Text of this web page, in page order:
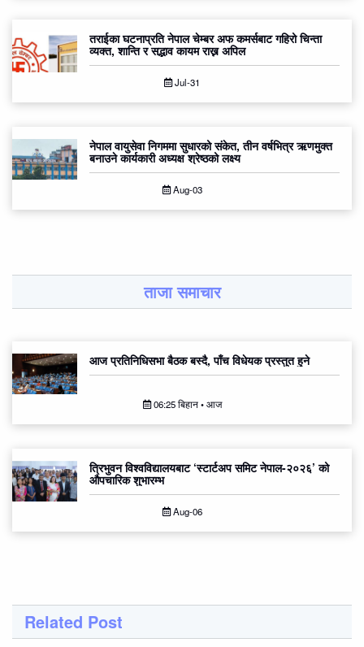
तराईका घटनाप्रति नेपाल चेम्बर अफ कमर्सबाट गहिरो चिन्ता
व्यक्त, शान्ति र सद्भाव कायम राख्न अपिल
Jul-31
नेपाल वायुसेवा निगममा सुधारको संकेत, तीन वर्षभित्र ऋणमुक्त
बनाउने कार्यकारी अध्यक्ष श्रेष्ठको लक्ष्य
Aug-03
ताजा समाचार
आज प्रतिनिधिसभा बैठक बस्दै, पाँच विधेयक प्रस्तुत हुने
06:25 बिहान • आज
त्रिभुवन विश्वविद्यालयबाट ‘स्टार्टअप समिट नेपाल-२०२६’ को
औपचारिक शुभारम्भ
Aug-06
Related Post